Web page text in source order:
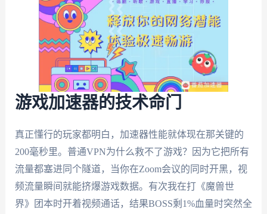
游戏加速器的技术命门
真正懂行的玩家都明白，加速器性能就体现在那关键的
200毫秒里。普通VPN为什么救不了游戏？因为它把所有
流量都塞进同个隧道，当你在Zoom会议的同时开黑，视
频流量瞬间就能挤爆游戏数据。有次我在打《魔兽世
界》团本时开着视频通话，结果BOSS剩1%血量时突然全